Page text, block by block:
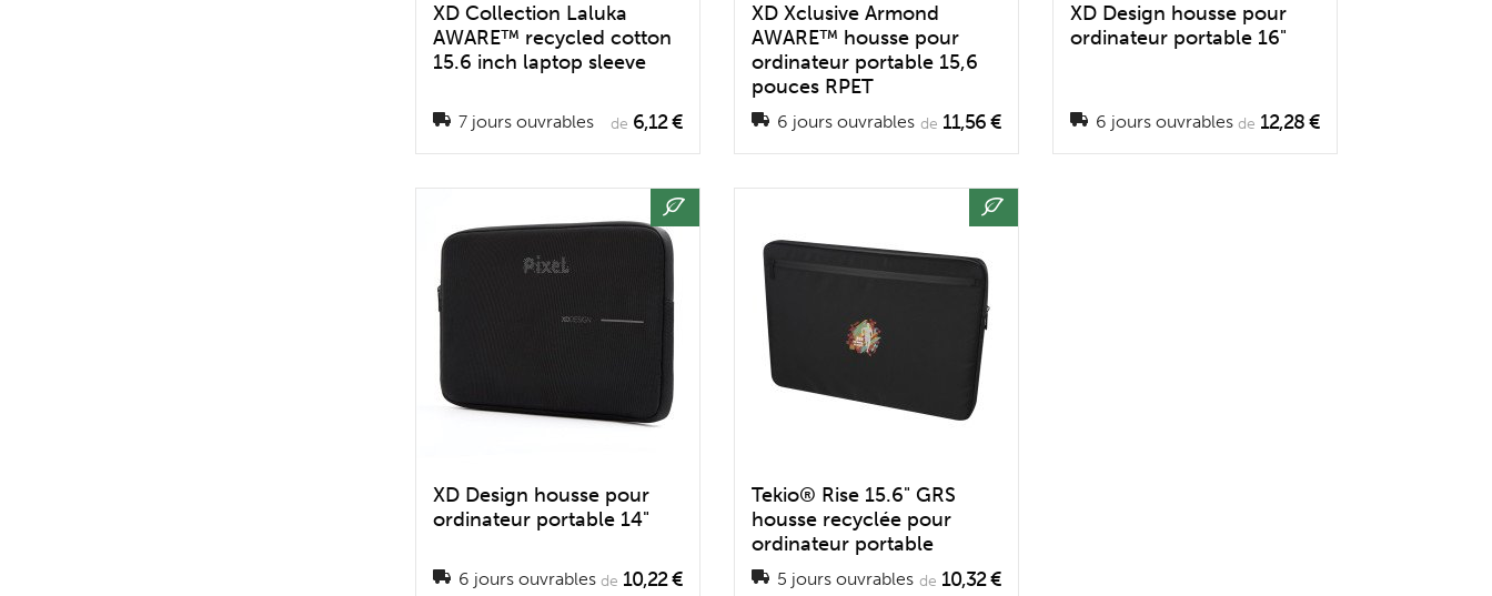
XD Collection Laluka
AWARE™ recycled cotton
15.6 inch laptop sleeve
7 jours ouvrables de 6,12 €
XD Xclusive Armond
AWARE™ housse pour
ordinateur portable 15,6
pouces RPET
6 jours ouvrables de 11,56 €
XD Design housse pour
ordinateur portable 16"
6 jours ouvrables de 12,28 €
XD Design housse pour
ordinateur portable 14"
6 jours ouvrables de 10,22 €
Tekio® Rise 15.6" GRS
housse recyclée pour
ordinateur portable
5 jours ouvrables de 10,32 €